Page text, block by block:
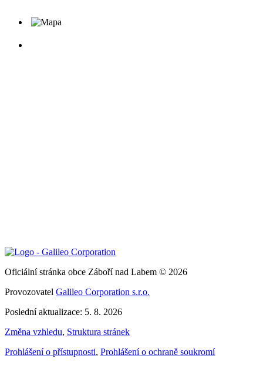
Oficiální stránka obce Záboří nad Labem © 2026
Provozovatel Galileo Corporation s.r.o.
Poslední aktualizace: 5. 8. 2026
Změna vzhledu, Struktura stránek
Prohlášení o přístupnosti, Prohlášení o ochraně soukromí